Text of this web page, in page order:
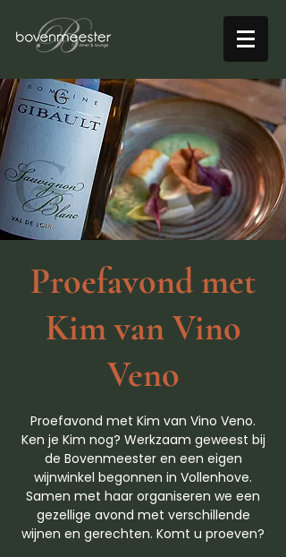
Proefavond met
Kim van Vino
Veno
Proefavond met Kim van Vino Veno.
Ken je Kim nog? Werkzaam geweest bij
de Bovenmeester en een eigen
wijnwinkel begonnen in Vollenhove.
Samen met haar organiseren we een
gezellige avond met verschillende
wijnen en gerechten. Komt u proeven?